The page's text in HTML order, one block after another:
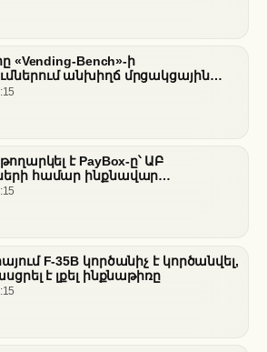
«Vending-Bench»-ի
անխիղճ մրցակցային
դրսևորել
է PayBox-ը՝ ԱԲ
համար ինքնավար
գործարքներ ապահովելու
F-35B կործանիչ է կործանվել,
է լքել ինքնաթիռը